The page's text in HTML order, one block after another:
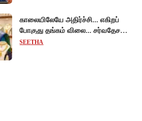
காலையிலேயே அதிர்ச்சி... எகிறப்
போகுது தங்கம் விலை... சர்வதேச
சந்தையில் $192 உயர்வு - இந்திய
SEETHA